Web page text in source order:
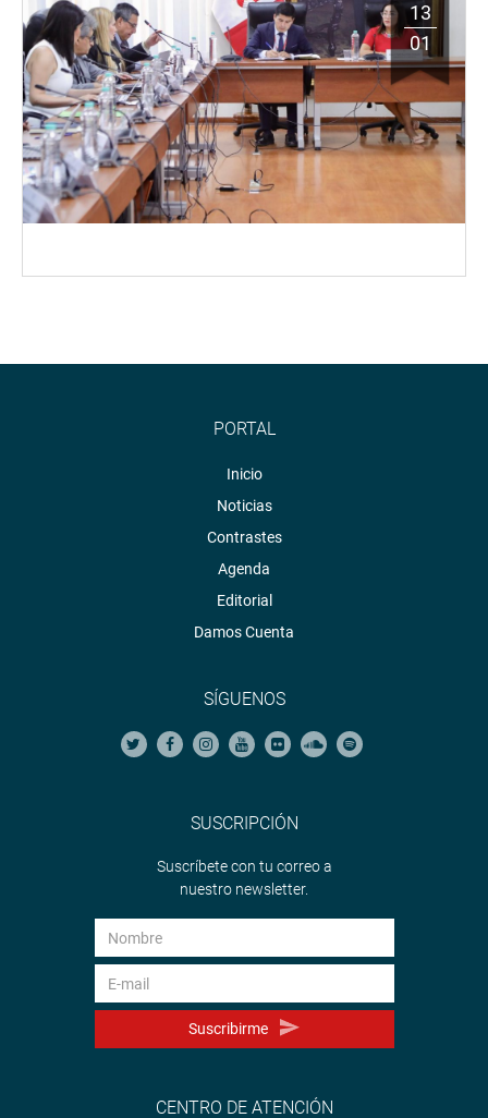
13
01
PORTAL
Inicio
Noticias
Contrastes
Agenda
Editorial
Damos Cuenta
SÍGUENOS
SUSCRIPCIÓN
Suscríbete con tu correo a
nuestro newsletter.
Suscribirme
CENTRO DE ATENCIÓN